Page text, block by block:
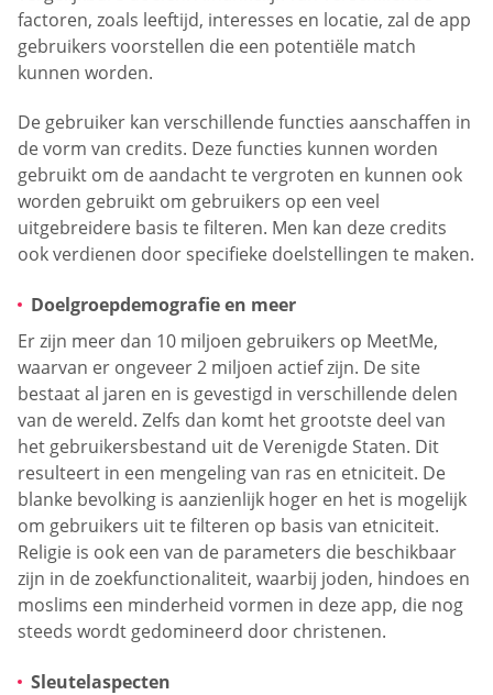
factoren, zoals leeftijd, interesses en locatie, zal de app
gebruikers voorstellen die een potentiële match
kunnen worden.
De gebruiker kan verschillende functies aanschaffen in
de vorm van credits. Deze functies kunnen worden
gebruikt om de aandacht te vergroten en kunnen ook
worden gebruikt om gebruikers op een veel
uitgebreidere basis te filteren. Men kan deze credits
ook verdienen door specifieke doelstellingen te maken.
Doelgroepdemografie en meer
Er zijn meer dan 10 miljoen gebruikers op MeetMe,
waarvan er ongeveer 2 miljoen actief zijn. De site
bestaat al jaren en is gevestigd in verschillende delen
van de wereld. Zelfs dan komt het grootste deel van
het gebruikersbestand uit de Verenigde Staten. Dit
resulteert in een mengeling van ras en etniciteit. De
blanke bevolking is aanzienlijk hoger en het is mogelijk
om gebruikers uit te filteren op basis van etniciteit.
Religie is ook een van de parameters die beschikbaar
zijn in de zoekfunctionaliteit, waarbij joden, hindoes en
moslims een minderheid vormen in deze app, die nog
steeds wordt gedomineerd door christenen.
Sleutelaspecten